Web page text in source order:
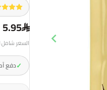
5.95
السعر شامل
✓دفع